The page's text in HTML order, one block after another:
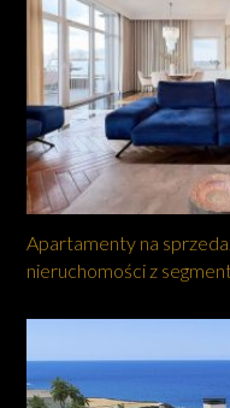
Apartamenty na
nieruchomości z